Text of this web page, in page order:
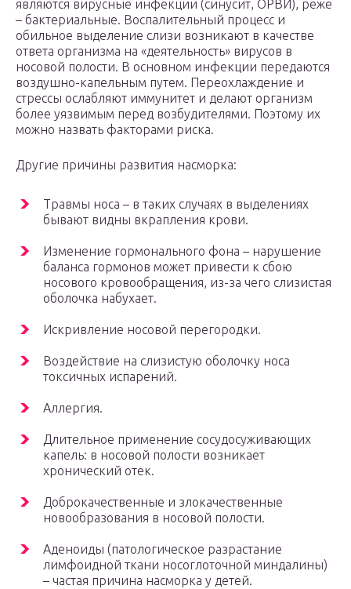
являются вирусные инфекции (синусит, ОРВИ), реже
– бактериальные. Воспалительный процесс и
обильное выделение слизи возникают в качестве
ответа организма на «деятельность» вирусов в
носовой полости. В основном инфекции передаются
воздушно-капельным путем. Переохлаждение и
стрессы ослабляют иммунитет и делают организм
более уязвимым перед возбудителями. Поэтому их
можно назвать факторами риска.
Другие причины развития насморка:
Травмы носа – в таких случаях в выделениях
бывают видны вкрапления крови.
Изменение гормонального фона – нарушение
баланса гормонов может привести к сбою
носового кровообращения, из-за чего слизистая
оболочка набухает.
Искривление носовой перегородки.
Воздействие на слизистую оболочку носа
токсичных испарений.
Аллергия.
Длительное применение сосудосуживающих
капель: в носовой полости возникает
хронический отек.
Доброкачественные и злокачественные
новообразования в носовой полости.
Аденоиды (патологическое разрастание
лимфоидной ткани носоглоточной миндалины)
– частая причина насморка у детей.